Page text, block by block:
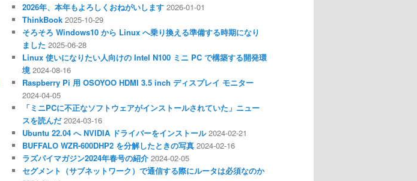
2026年、本年もよろしくおねがいします 2026-01-01
ThinkBook 2025-10-29
そろそろ Windows10 から Linux へ乗り換える準備する時期になり
ました 2025-06-28
Linux 使いになりたい人向けの Intel N100 ミニ PC で構築する開発環
境 2024-08-16
Raspberry Pi 用 OSOYOO HDMI 3.5 inch ディスプレイ モニター
2024-04-05
「ミニPCに不正なソフトウェアがインストールされていた」ニュー
スを読んだ 2024-03-16
Ubuntu 22.04 へ NVIDIA ドライバーをインストール 2024-02-21
BUFFALO WZR-600DHP2 を分解したときの写真 2024-02-16
ラズパイマガジン2024年春号の紹介 2024-02-05
セグメント（サブネットワーク）で通信する際にルータは必須なのか